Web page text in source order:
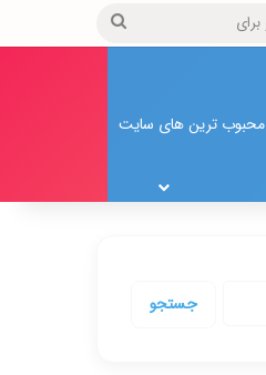
جستجو
محبوب ترین های سایت